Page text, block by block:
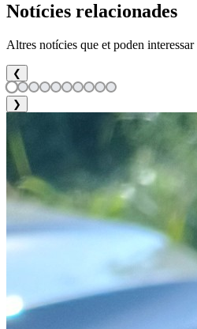
Notícies relacionades
Altres notícies que et poden interessar
❮
❯